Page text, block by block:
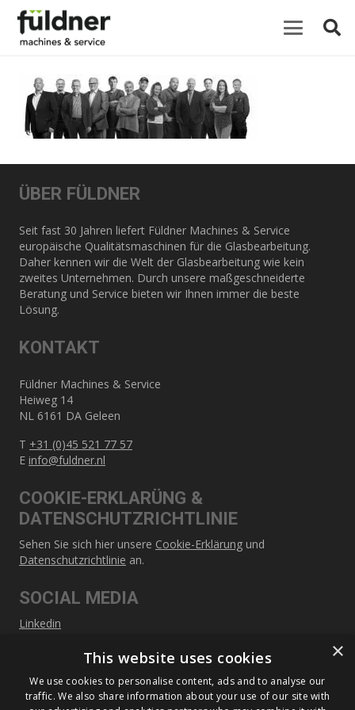
ÜBER FÜLDNER
Seit fast 30 Jahren liefert Füldner Machines & Service
europäische Qualitätsmaschinen für die Glasbearbeitung.
Daher kennen wir die Welt der Glasbearbeitung wie kein
zweites Unternehmen. Durch unsere maßgeschneiderte
Beratung und Service bieten wir Ihnen immer die beste
Lösung.
KONTAKT
Füldner Machines & Service
Heiweg 14
NL 6161 DA Geleen
T +31 (0)45 521 77 57
E info@fuldner.nl
COOKIE-ERKLARÜNG &
DATENSCHUTZRICHTLINIE
Sehen Sie sich hier unsere Cookie-Erklärung und
Datenschutzrichtlinie an.
SOCIAL MEDIA
Linkedin
SITEMAP
Über Füldner
×
This website uses cookies
We use cookies to personalise content, ads and to analyse our
traffic. We also share information about your use of our site with